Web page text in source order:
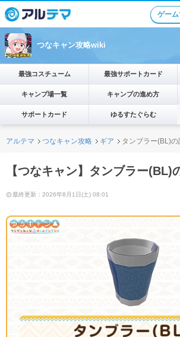
ゲー
つなキャン攻略wiki
最強コスチューム 最強サポートカード
キャンプ場一覧 キャンプの進め方
サポートカード ゆるすたぐらむ
アルテマ つなキャン攻略 ギア タンブラー(BL)の
【つなキャン】タンブラー(BL)
最終更新：2026年8月1日(土) 08:01